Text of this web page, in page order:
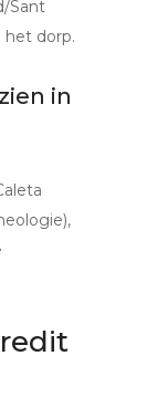
Sant
dorp.
in